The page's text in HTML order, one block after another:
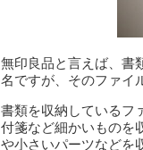
無印良品と言えば、書
名ですが、そのファイ
書類を収納しているフ
付箋など細かいものを
や小さいパーツなどを